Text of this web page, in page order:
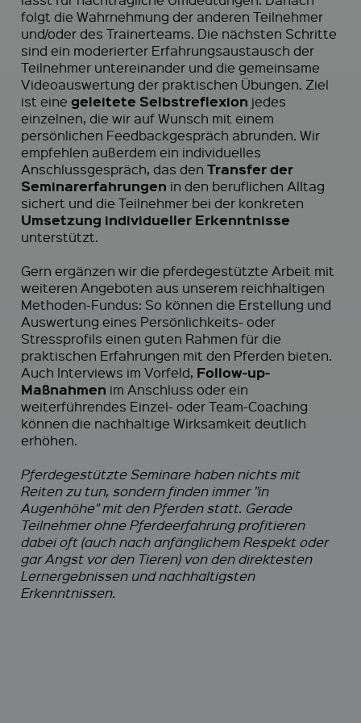
folgt die Wahrnehmung der anderen Teilnehmer
und/oder des Trainerteams. Die nächsten Schritte
sind ein moderierter Erfahrungsaustausch der
Teilnehmer untereinander und die gemeinsame
Videoauswertung der praktischen Übungen. Ziel
ist eine geleitete Selbstreflexion jedes
einzelnen, die wir auf Wunsch mit einem
persönlichen Feedbackgespräch abrunden. Wir
empfehlen außerdem ein individuelles
Anschlussgespräch, das den Transfer der
Seminarerfahrungen in den beruflichen Alltag
sichert und die Teilnehmer bei der konkreten
Umsetzung individueller Erkenntnisse
unterstützt.
Gern ergänzen wir die pferdegestützte Arbeit mit
weiteren Angeboten aus unserem reichhaltigen
Methoden-Fundus: So können die Erstellung und
Auswertung eines Persönlichkeits- oder
Stressprofils einen guten Rahmen für die
praktischen Erfahrungen mit den Pferden bieten.
Auch Interviews im Vorfeld, Follow-up-
Maßnahmen im Anschluss oder ein
weiterführendes Einzel- oder Team-Coaching
können die nachhaltige Wirksamkeit deutlich
erhöhen.
Pferdegestützte Seminare haben nichts mit
Reiten zu tun, sondern finden immer "in
Augenhöhe" mit den Pferden statt. Gerade
Teilnehmer ohne Pferdeerfahrung profitieren
dabei oft (auch nach anfänglichem Respekt oder
gar Angst vor den Tieren) von den direktesten
Lernergebnissen und nachhaltigsten
Erkenntnissen.